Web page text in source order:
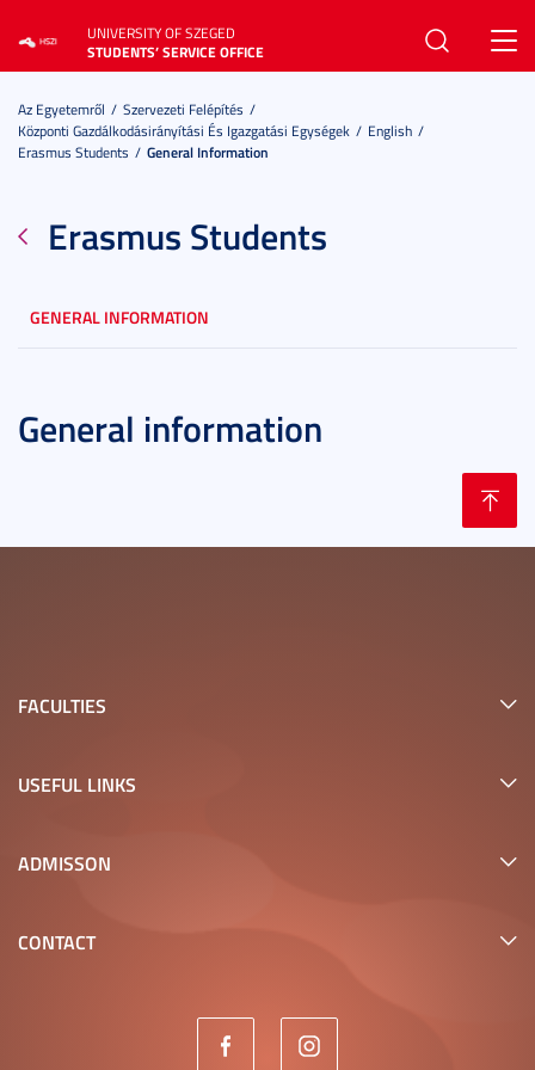
UNIVERSITY OF SZEGED
STUDENTS’ SERVICE OFFICE
Az Egyetemről
Szervezeti Felépítés
Központi Gazdálkodásirányítási És Igazgatási Egységek
English
Erasmus Students
General Information
Erasmus Students
GENERAL INFORMATION
General information
FACULTIES
USEFUL LINKS
ADMISSON
CONTACT